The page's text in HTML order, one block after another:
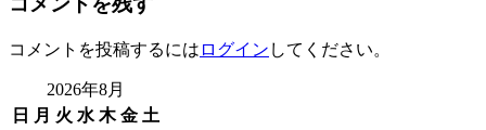
コメントを投稿するには ログイン してください。
2026年8月
日
月 火 水 木 金 土